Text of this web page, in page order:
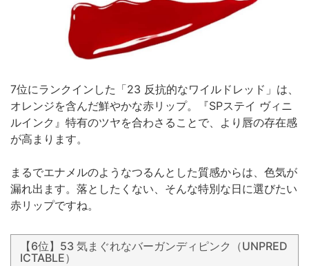
7位にランクインした「23 反抗的なワイルドレッド」は、
オレンジを含んだ鮮やかな赤リップ。『SPステイ ヴィニ
ルインク』特有のツヤを合わさることで、より唇の存在感
が高まります。
まるでエナメルのようなつるんとした質感からは、色気が
漏れ出ます。落としたくない、そんな特別な日に選びたい
赤リップですね。
【6位】53 気まぐれなバーガンディピンク（UNPRED
ICTABLE）